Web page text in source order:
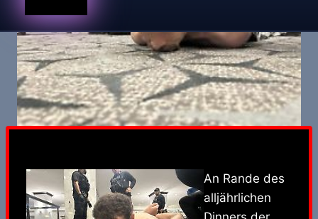
An Rande des
alljährlichen